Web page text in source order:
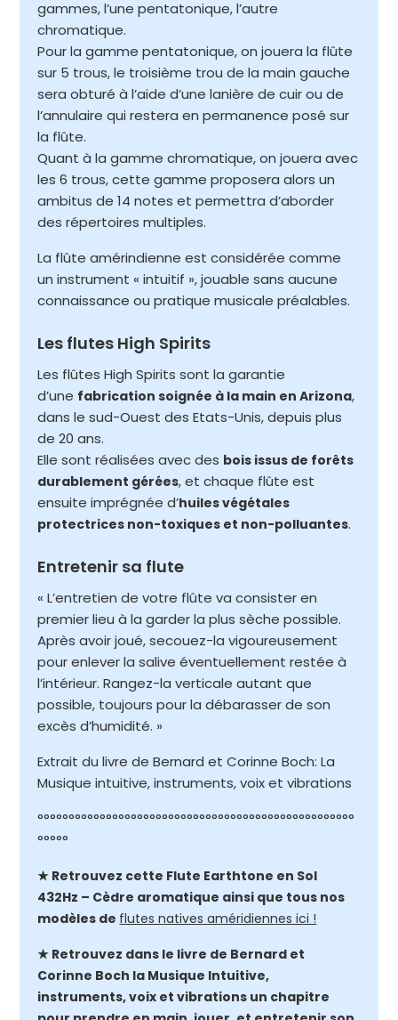
gammes, l’une pentatonique, l’autre
chromatique.
Pour la gamme pentatonique, on jouera la flûte
sur 5 trous, le troisième trou de la main gauche
sera obturé à l’aide d’une lanière de cuir ou de
l’annulaire qui restera en permanence posé sur
la flûte.
Quant à la gamme chromatique, on jouera avec
les 6 trous, cette gamme proposera alors un
ambitus de 14 notes et permettra d’aborder
des répertoires multiples.
La flûte amérindienne est considérée comme
un instrument « intuitif », jouable sans aucune
connaissance ou pratique musicale préalables.
Les flutes High Spirits
Les flûtes High Spirits sont la garantie
d’une fabrication soignée à la main en Arizona,
dans le sud-Ouest des Etats-Unis, depuis plus
de 20 ans.
Elle sont réalisées avec des bois issus de forêts
durablement gérées, et chaque flûte est
ensuite imprégnée d’huiles végétales
protectrices non-toxiques et non-polluantes.
Entretenir sa flute
« L’entretien de votre flûte va consister en
premier lieu à la garder la plus sèche possible.
Après avoir joué, secouez-la vigoureusement
pour enlever la salive éventuellement restée à
l’intérieur. Rangez-la verticale autant que
possible, toujours pour la débarasser de son
excès d’humidité. »
Extrait du livre de Bernard et Corinne Boch: La
Musique intuitive, instruments, voix et vibrations
°°°°°°°°°°°°°°°°°°°°°°°°°°°°°°°°°°°°°°°°°°°°°°°°°°°
°°°°°
★ Retrouvez cette Flute Earthtone en Sol
432Hz – Cèdre aromatique ainsi que tous nos
modèles de flutes natives améridiennes ici !
★ Retrouvez dans le livre de Bernard et
Corinne Boch la Musique Intuitive,
instruments, voix et vibrations un chapitre